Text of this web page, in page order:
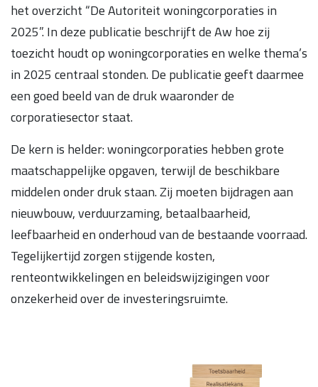
het overzicht “De Autoriteit woningcorporaties in
2025”. In deze publicatie beschrijft de Aw hoe zij
toezicht houdt op woningcorporaties en welke thema’s
in 2025 centraal stonden. De publicatie geeft daarmee
een goed beeld van de druk waaronder de
corporatiesector staat.
De kern is helder: woningcorporaties hebben grote
maatschappelijke opgaven, terwijl de beschikbare
middelen onder druk staan. Zij moeten bijdragen aan
nieuwbouw, verduurzaming, betaalbaarheid,
leefbaarheid en onderhoud van de bestaande voorraad.
Tegelijkertijd zorgen stijgende kosten,
renteontwikkelingen en beleidswijzigingen voor
onzekerheid over de investeringsruimte.